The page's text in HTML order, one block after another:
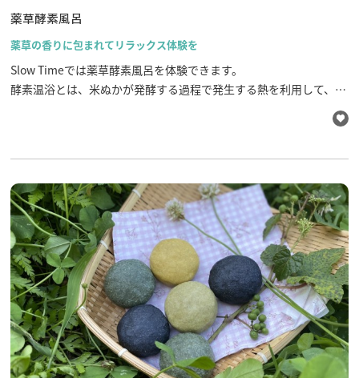
薬草酵素風呂
薬草の香りに包まれてリラックス体験を
Slow Timeでは薬草酵素風呂を体験できます。
酵素温浴とは、米ぬかが発酵する過程で発生する熱を利用して、体
を温める温浴法です。ショウブ根など10種類の薬草が使用されてい
るため、薬草の香りだけではなく冷え性や結構促進の効果も期待で
え、健康にも良い薬草酵素温浴をぜひ体験してみてください！